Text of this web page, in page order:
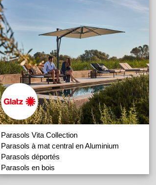
Parasols Vita Collection
Parasols à mat central en Aluminium
Parasols déportés
Parasols en bois
Parasols Géants